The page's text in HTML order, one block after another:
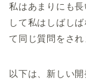
私はあまりにも
して私はしばし
て同じ質問をされ
以下は、新しい